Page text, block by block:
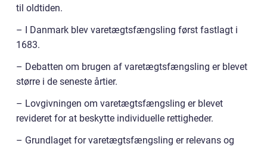
til oldtiden.
– I Danmark blev varetægtsfængsling først fastlagt i
1683.
– Debatten om brugen af varetægtsfængsling er blevet
større i de seneste årtier.
– Lovgivningen om varetægtsfængsling er blevet
revideret for at beskytte individuelle rettigheder.
– Grundlaget for varetægtsfængsling er relevans og